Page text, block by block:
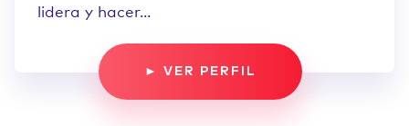
lidera y hacer...
► VER PERFIL